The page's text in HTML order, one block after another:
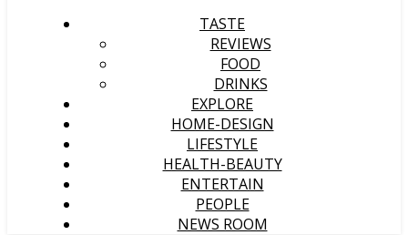
TASTE
REVIEWS
FOOD
DRINKS
EXPLORE
HOME-DESIGN
LIFESTYLE
HEALTH-BEAUTY
ENTERTAIN
PEOPLE
NEWS ROOM